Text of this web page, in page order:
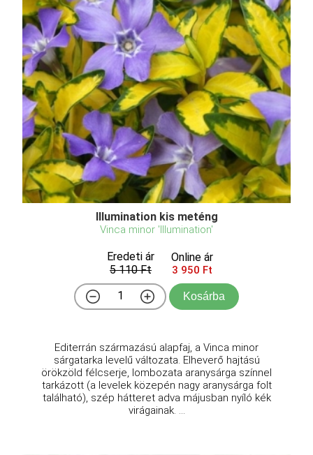
Illumination kis meténg
Vinca minor 'Illumination'
Eredeti ár
5 110 Ft
Online ár
3 950 Ft
Kosárba
Editerrán származású alapfaj, a Vinca minor
sárgatarka levelű változata. Elheverő hajtású
örökzöld félcserje, lombozata aranysárga színnel
tarkázott (a levelek közepén nagy aranysárga folt
található), szép hátteret adva májusban nyíló kék
virágainak. ...